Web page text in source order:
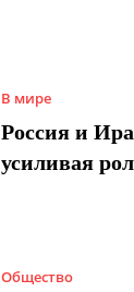
В мире
Россия и
усиливая
Общество